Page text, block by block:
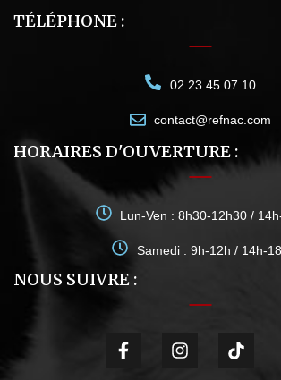
TÉLÉPHONE :
02.23.45.07.10
contact@refnac.com
HORAIRES D'OUVERTURE :
Lun-Ven : 8h30-12h30 /
Samedi : 9h-12h / 14h-
NOUS SUIVRE :